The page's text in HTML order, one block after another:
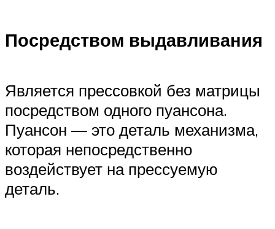
Посредством выдавливания
Является прессовкой без матрицы
посредством одного пуансона.
Пуансон — это деталь механизма,
которая непосредственно
воздействует на прессуемую
деталь.